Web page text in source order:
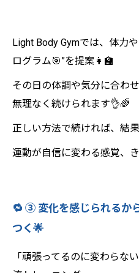
Light Body Gymでは、体力
ログラム🎯”を提案👩‍🏫
その日の体調や気分に合わ
無理なく続けられます👌🌈
正しい方法で続ければ、結
運動が自信に変わる感覚、
🔁 ③ 変化を感じられるか
つく🌟
「頑張ってるのに変わらな